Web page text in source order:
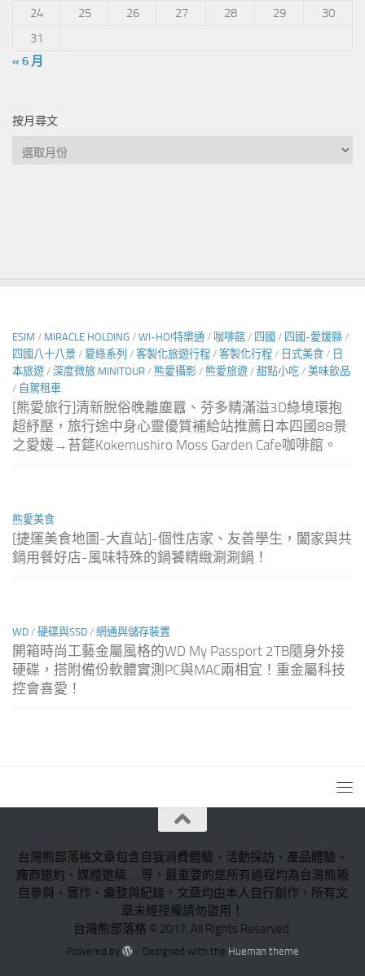
24
25 26 27 28 29
30
31
« 6 月
按月尋文
按
ESIM / MIRACLE HOLDING / WI-HO!特樂通 / 咖啡館 / 四國 / 四國-愛媛縣 /
四國八十八景 / 夏綠系列 / 客製化旅遊行程 / 客製化行程 / 日式美食 / 日
本旅遊 / 深度微旅 MINITOUR / 熊愛攝影 / 熊愛旅遊 / 甜點小吃 / 美味飲品
/ 自駕租車
[熊愛旅行]清新脫俗晚離塵囂、芬多精滿溢3D綠境環抱
超紓壓，旅行途中身心靈優質補給站推薦日本四國88景
之愛媛→苔筵Kokemushiro Moss Garden Cafe咖啡館。
熊愛美食
[捷運美食地圖-大直站]-個性店家、友善學生，闔家與共
鍋用餐好店-風味特殊的鍋饕精緻涮涮鍋！
WD / 硬碟與SSD / 網通與儲存裝置
開箱時尚工藝金屬風格的WD My Passport 2TB隨身外接
硬碟，搭附備份軟體實測PC與MAC兩相宜！重金屬科技
控會喜愛！
台灣熊部落格文章包含自我消費體驗、活動採訪、產品體驗、
廠商邀約、媒體邀稿......等，最重要的是所有過程均為台灣熊親
自參與、實作、彙整與紀錄，文章均由本人自行創作，所有文
章未經授權請勿盜用！
台灣熊部落格 © 2017. All Rights Reserved.
Powered by - Designed with the Hueman theme